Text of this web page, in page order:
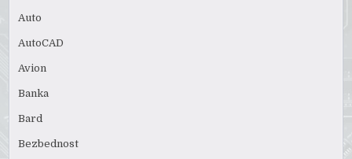
Auto
AutoCAD
Avion
Banka
Bard
Bezbednost